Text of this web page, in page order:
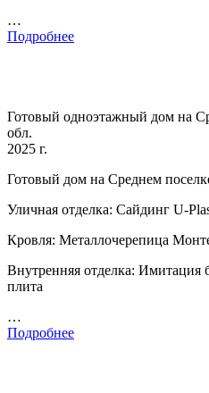
…
Подробнее
Готовый одноэтажный дом на
обл.
2025 г.
Готовый дом на Среднем
Уличная отделка: Сайдинг U-
Кровля: Металлочерепица
Внутренняя отделка: Имитация
плита
…
Подробнее